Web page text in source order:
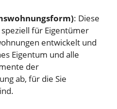
: Diese
für Eigentümer
entwickelt und
Eigentum und alle
der
ab, für die Sie